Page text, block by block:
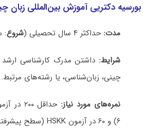
بورسیه دکتریی آموزش بین‌المللی زبان
مدت: حداکثر ۴ سال تحصیلی ( شروع:
شرایط: داشتن مدرک کارشناسی
چینی، زبان‌شناسی، یا رشته‌های مرتبط.
نمره‌های مورد نیاز:
۶) و ۶۰ در آزمون HSKK (سطح پیشرفته).